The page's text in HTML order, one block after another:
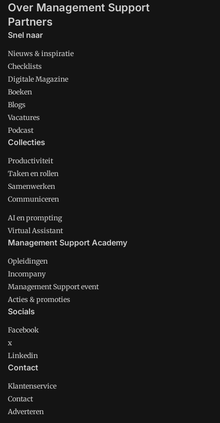
Over Management Support
Partners
Snel naar
Nieuws & inspiratie
Checklists
Digitale Magazine
Boeken
Blogs
Vacatures
Podcast
Collecties
Productiviteit
Taken en rollen
Samenwerken
Communiceren
AI en prompting
Virtual Assistant
Management Support Academy
Opleidingen
Incompany
Management Support event
Acties & promoties
Socials
Facebook
x
Linkedin
Contact
Klantenservice
Contact
Adverteren